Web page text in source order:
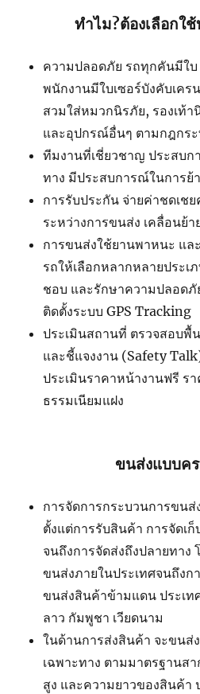
ทำไม?ต้องเลือกใช้
ความปลอดภัย รถทุกคันมีใบ
พนักงานมีใบเซอร์บังคับเค
สวมใส่หมวกนิรภัย, รองเท้า
และอุปกรณ์อื่นๆ ตามกฎกระ
ทีมงานที่เชี่ยวชาญ ประสบ
ทาง มีประสบการณ์ในการย้
การรับประกัน จ่ายค่าชดเช
ระหว่างการขนส่ง เคลื่อนย้
การขนส่งใช้ยานพาหนะ แ
รถให้เลือกหลากหลายประเ
ชอบ และรักษาความปลอด
ติดตั้งระบบ GPS Tracking
ประเมินสถานที่ ตรวจสอบพื้
และชี้แจงงาน (Safety
ประเมินราคาหน้างานฟรี ร
ธรรมเนียมแฝง
ขนส่งแบบค
การจัดการกระบวนการขน
ตั้งแต่การรับสินค้า การจัดเก็
จนถึงการจัดส่งถึงปลายทาง
ขนส่งภายในประเทศจนถึงก
ขนส่งสินค้าข้ามแดน ประเท
ลาว กัมพูชา เวียดนาม
ในด้านการส่งสินค้า จะขนส่
เฉพาะทาง ตามมาตรฐานส
สูง และความยาวของสินค้า